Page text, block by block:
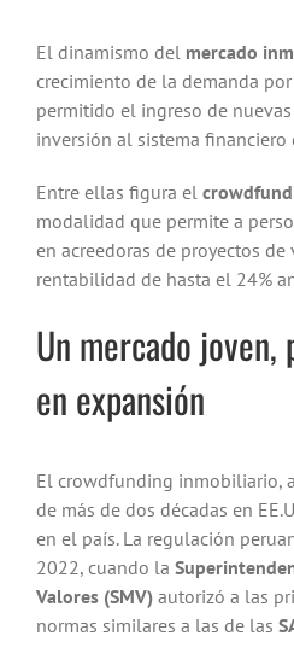
El dinamismo del mercado
crecimiento de la demanda por
permitido el ingreso de
inversión al sistema financiero
Entre ellas figura el
modalidad que permite a
en acreedoras de proyectos
rentabilidad de hasta el 24%
Un mercado
en expansión
El crowdfunding inmobiliario,
de más de dos décadas en
en el país. La regulación
2022, cuando la
Valores (SMV) autorizó a las
normas similares a las de las